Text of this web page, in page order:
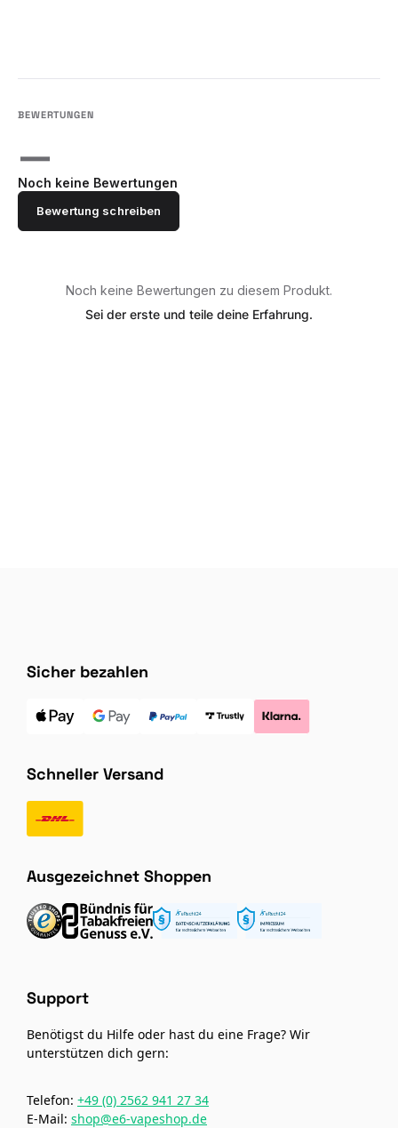
—
Noch keine Bewertungen
Bewertung schreiben
Noch keine Bewertungen zu diesem Produkt.
Sei der erste und teile deine Erfahrung.
Sicher bezahlen
Schneller Versand
Ausgezeichnet Shoppen
Support
Benötigst du Hilfe oder hast du eine Frage? Wir
unterstützen dich gern:
Telefon: +49 (0) 2562 941 27 34
E-Mail: shop@e6-vapeshop.de